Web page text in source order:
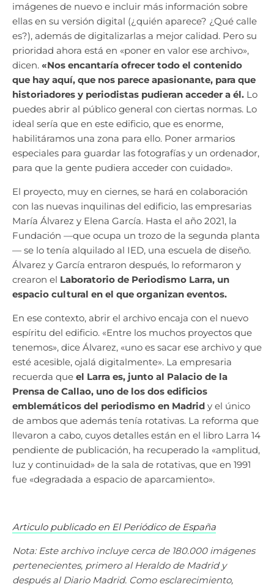
imágenes de nuevo e incluir más información sobre
ellas en su versión digital (¿quién aparece? ¿Qué calle
es?), además de digitalizarlas a mejor calidad. Pero su
prioridad ahora está en «poner en valor ese archivo»,
dicen. «Nos encantaría ofrecer todo el contenido
que hay aquí, que nos parece apasionante, para que
historiadores y periodistas pudieran acceder a él. Lo
puedes abrir al público general con ciertas normas. Lo
ideal sería que en este edificio, que es enorme,
habilitáramos una zona para ello. Poner armarios
especiales para guardar las fotografías y un ordenador,
para que la gente pudiera acceder con cuidado».
El proyecto, muy en ciernes, se hará en colaboración
con las nuevas inquilinas del edificio, las empresarias
María Álvarez y Elena García. Hasta el año 2021, la
Fundación —que ocupa un trozo de la segunda planta
— se lo tenía alquilado al IED, una escuela de diseño.
Álvarez y García entraron después, lo reformaron y
crearon el Laboratorio de Periodismo Larra, un
espacio cultural en el que organizan eventos.
En ese contexto, abrir el archivo encaja con el nuevo
espíritu del edificio. «Entre los muchos proyectos que
tenemos», dice Álvarez, «uno es sacar ese archivo y que
esté acesible, ojalá digitalmente». La empresaria
recuerda que el Larra es, junto al Palacio de la
Prensa de Callao, uno de los dos edificios
emblemáticos del periodismo en Madrid y el único
de ambos que además tenía rotativas. La reforma que
llevaron a cabo, cuyos detalles están en el libro Larra 14
pendiente de publicación, ha recuperado la «amplitud,
luz y continuidad» de la sala de rotativas, que en 1991
fue «degradada a espacio de aparcamiento».
Articulo publicado en El Periódico de España
Nota: Este archivo incluye cerca de 180.000 imágenes
pertenecientes, primero al Heraldo de Madrid y
después al Diario Madrid. Como esclarecimiento,